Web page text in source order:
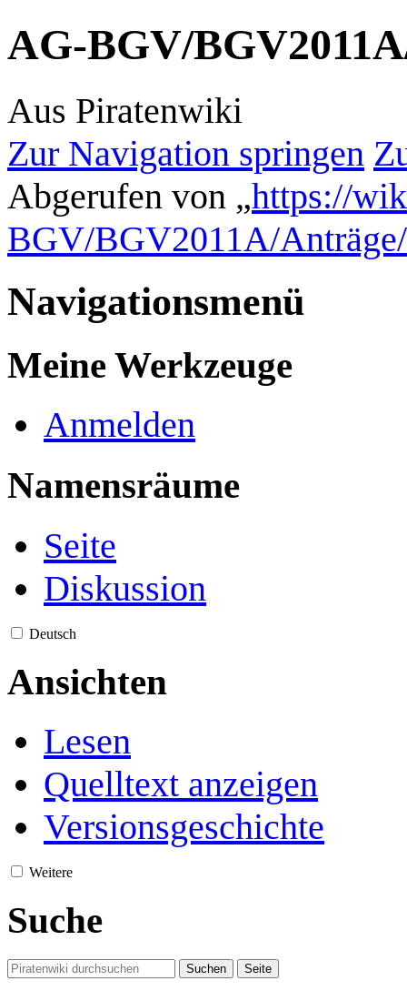
AG-BGV/
Aus Piratenwiki
Zur Navigation springen
Abgerufen von „https://
BGV/BGV2011A/
Navigationsmenü
Meine Werkzeuge
Anmelden
Namensräume
Seite
Diskussion
Deutsch
Ansichten
Lesen
Quelltext anzeigen
Versionsgeschichte
Weitere
Suche